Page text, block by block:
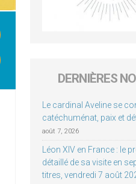
DERNIÈRES
Le cardinal Aveline se
catéchuménat, paix et
août 7, 2026
Léon XIV en France : le
détaillé de sa visite en
titres, vendredi 7 août